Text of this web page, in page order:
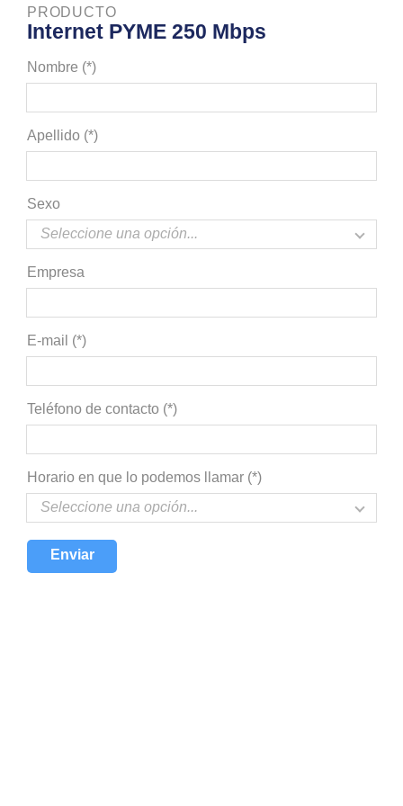
PRODUCTO
Internet PYME 250 Mbps
Nombre (*)
Apellido (*)
Sexo
Empresa
E-mail (*)
Teléfono de contacto (*)
Horario en que lo podemos llamar (*)